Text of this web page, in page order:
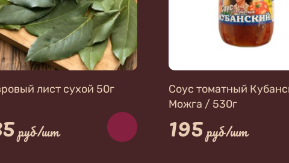
лист сухой 50г
руб/шт
Соус томатный
Можга / 530г
195руб/шт